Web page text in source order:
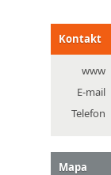
Kontakt
www
E-mail
Telefon
Mapa